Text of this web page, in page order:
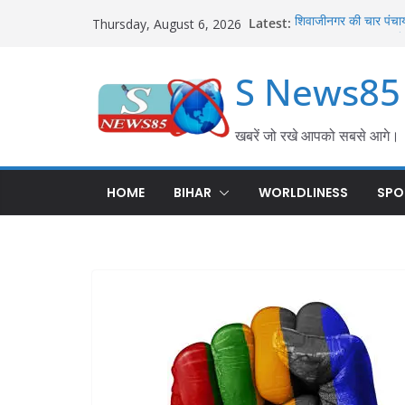
Thursday, August 6, 2026 Latest: शिवाजीनगर की चार
बल्लीपुर में महिला की
एफएसएल टीम ने जुटाए
जुलाई के हमले में कई लोग
शराब तस्करी पर सख्त
S News85
खबरें जो रखे आपको सबसे आगे।
HOME BIHAR WORLDLINESS